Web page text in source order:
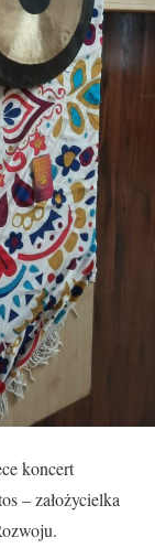
koncert
– założycielka